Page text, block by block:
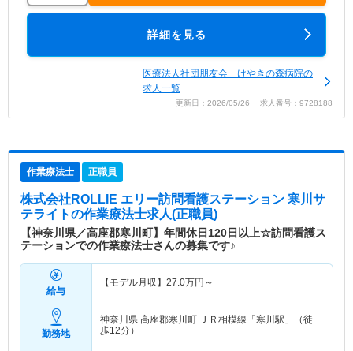
詳細を見る
医療法人社団朋友会 けやきの森病院の
求人一覧
更新日：2026/05/26 求人番号：9728188
作業療法士 正職員
株式会社ROLLIE エリー訪問看護ステーション 寒川サ
テライトの作業療法士求人(正職員)
【神奈川県／高座郡寒川町】年間休日120日以上☆訪問看護ス
テーションでの作業療法士さんの募集です♪
給与
【モデル月収】 27.0万円～
勤務地
神奈川県 高座郡寒川町 ＪＲ相模線「寒川駅」（徒
歩12分）